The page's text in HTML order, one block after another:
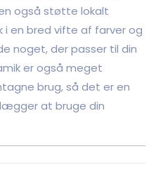
også støtte lokalt
i en bred vifte af farver og
noget, der passer til din
er også meget
brug, så det er en
at bruge din